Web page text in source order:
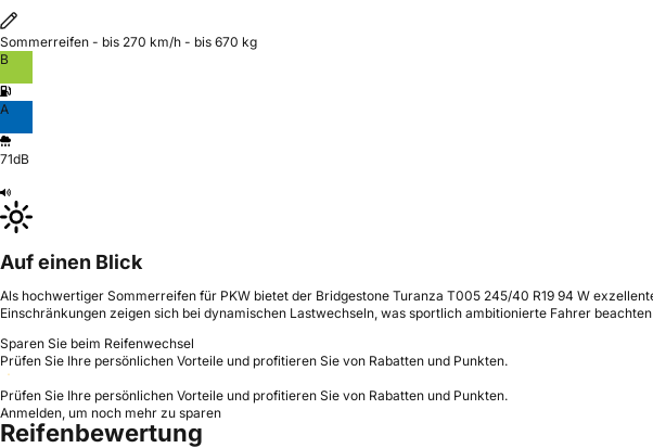
Sommerreifen - bis 270 km/h - bis 670 kg
B
A
71dB
Auf einen Blick
Als hochwertiger Sommerreifen für PKW bietet der Bridgestone Turanza T005 245/40 R19 94 W
Einschränkungen zeigen sich bei dynamischen Lastwechseln, was sportlich ambitionierte Fahrer
Sparen Sie beim Reifenwechsel
Prüfen Sie Ihre persönlichen Vorteile und profitieren Sie von Rabatten und Punkten.
Prüfen Sie Ihre persönlichen Vorteile und profitieren Sie von Rabatten und Punkten.
Anmelden, um noch mehr zu sparen
Reifenbewertung